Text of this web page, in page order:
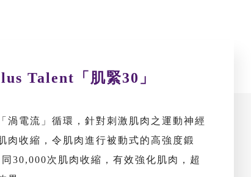
Talent「肌緊30」
渦電流」循環，針對刺激肌肉之運動神經
肉收縮，令肌肉進行被動式的高強度鍛
30,000次肌肉收縮，有效強化肌肉，超